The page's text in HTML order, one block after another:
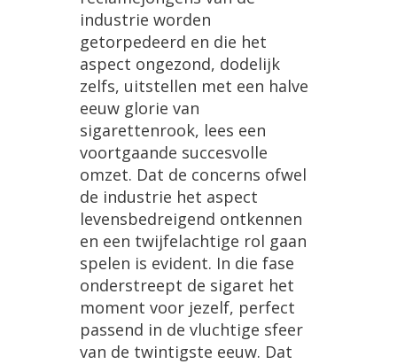
industrie worden
getorpedeerd en die het
aspect ongezond, dodelijk
zelfs, uitstellen met een halve
eeuw glorie van
sigarettenrook, lees een
voortgaande succesvolle
omzet. Dat de concerns ofwel
de industrie het aspect
levensbedreigend ontkennen
en een twijfelachtige rol gaan
spelen is evident. In die fase
onderstreept de sigaret het
moment voor jezelf, perfect
passend in de vluchtige sfeer
van de twintigste eeuw. Dat